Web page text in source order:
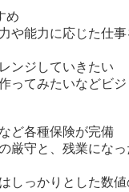
の企画立案
更や取材対応
業務
査など
気の会社であり、悩
って仕事に臨んで
め
や能力に応じた仕
ンジしていきたい
ってみたいなどビ
ど各種保険が完備
厳守と、残業にな
しっかりとした数